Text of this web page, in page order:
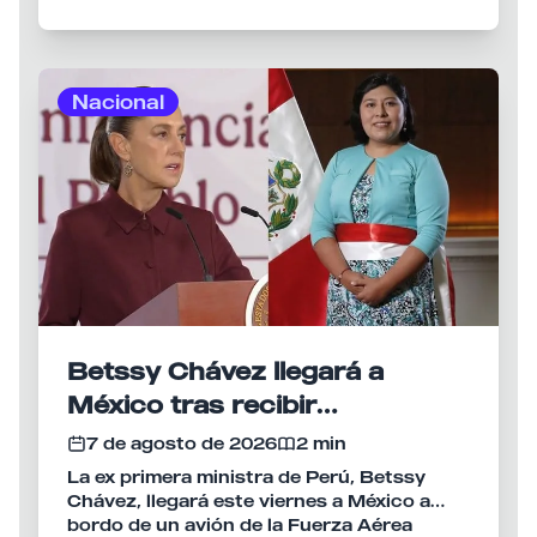
dialogado personalmente con Fujimori
durante las semanas previas al anuncio.
investidura del nuevo presidente
colombiano, Abelardo de la Espriella,
acción que la Cancillería peruana presentó
como una muestra de la voluntad de
recuperar el nivel de la relación bilateral.
Nacional
Betssy Chávez llegará a
México tras recibir
salvoconducto y asilo político
7 de agosto de 2026
2 min
La ex primera ministra de Perú, Betssy
Chávez, llegará este viernes a México a
bordo de un avión de la Fuerza Aérea